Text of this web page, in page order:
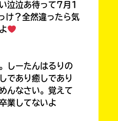
泣泣あ待って7月1
け？全然違ったら気
しーたんはるりの
であり癒しであり
んなさい。覚えて
業してないよ